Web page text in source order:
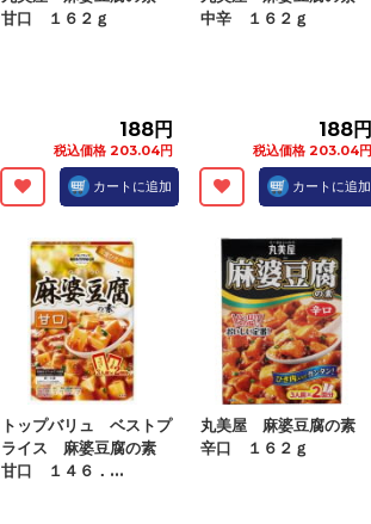
甘口 １６２ｇ
188円
税込価格 203.04円
カートに追加
中辛 １６２ｇ
188円
税込価格 203.04円
カートに追加
トップバリュ ベストプ
ライス 麻婆豆腐の素
甘口 １４６．...
丸美屋 麻婆豆腐の素
辛口 １６２ｇ